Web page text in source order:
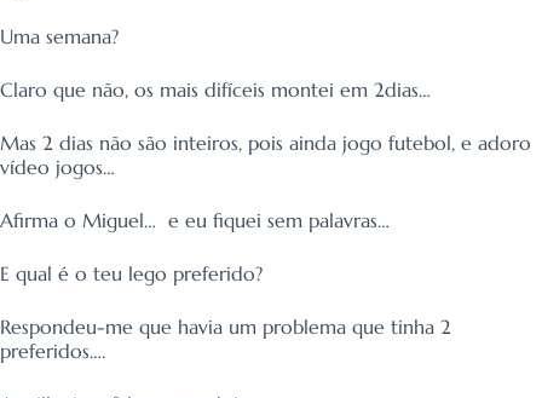
Uma semana?
Claro que não, os mais difíceis montei em 2dias…
Mas 2 dias não são inteiros, pois ainda jogo futebol, e adoro
vídeo jogos…
Afirma o Miguel… e eu fiquei sem palavras…
E qual é o teu lego preferido?
Respondeu-me que havia um problema que tinha 2
preferidos….